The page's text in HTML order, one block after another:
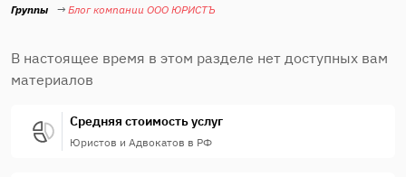
Группы Блог компании ООО ЮРИСТЪ
В настоящее время в этом разделе нет доступных вам
материалов
Средняя стоимость услуг
Юристов и Адвокатов в РФ